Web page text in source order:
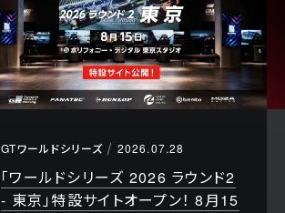
GTワールドシリーズ 2026.07.28
「ワールドシリーズ 2026 ラウンド2
- 東京」特設サイトオープン！ 8月15